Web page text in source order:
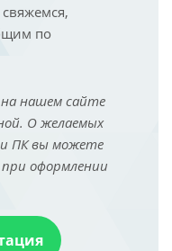
по
нашем сайте
О желаемых
ПК вы можете
оформлении